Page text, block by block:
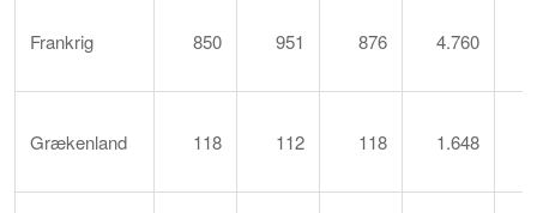
Frankrig 850 951 876 4.760
Grækenland 118 112 118 1.648